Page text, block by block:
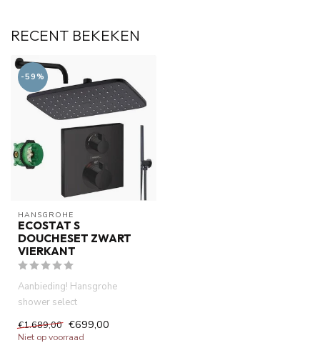
RECENT BEKEKEN
-59%
HANSGROHE
ECOSTAT S
DOUCHESET ZWART
VIERKANT
Aanbieding! Hansgrohe
shower select
douchesystemen
.Thermostatisch inbouwdeel
€1.689,00 €699,00
Niet op voorraad